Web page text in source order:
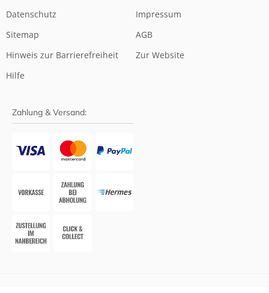
Datenschutz
Sitemap
Hinweis zur Barrierefreiheit
Hilfe
Impressum
AGB
Zur Website
Zahlung & Versand: